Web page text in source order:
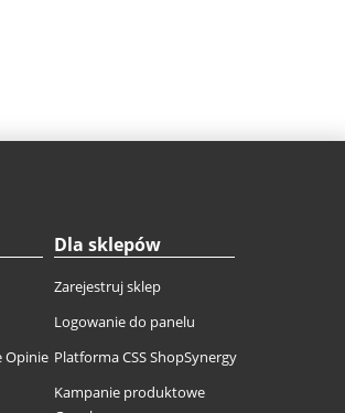
Opinie
Dla sklepów
Zarejestruj sklep
Logowanie do panelu
Platforma CSS ShopSynergy
Kampanie produktowe